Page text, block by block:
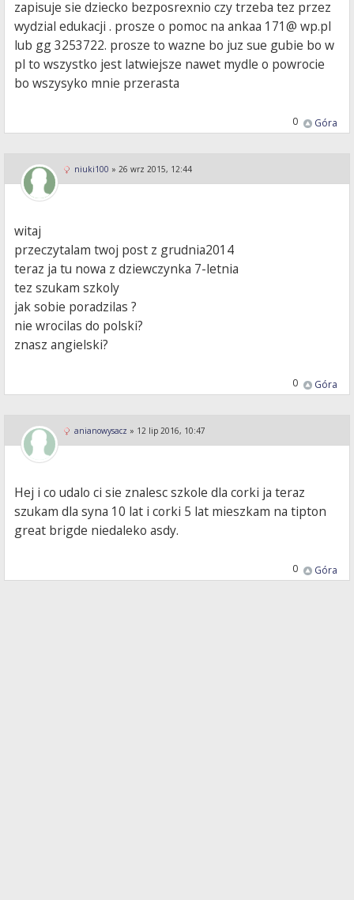
zapisuje sie dziecko bezposrexnio czy trzeba tez przez
wydzial edukacji . prosze o pomoc na ankaa 171@ wp.pl
lub gg 3253722. prosze to wazne bo juz sue gubie bo w
pl to wszystko jest latwiejsze nawet mydle o powrocie
bo wszysyko mnie przerasta
Góra
0
niuki100 » 26 wrz 2015, 12:44
witaj
przeczytalam twoj post z grudnia2014
teraz ja tu nowa z dziewczynka 7-letnia
tez szukam szkoly
jak sobie poradzilas ?
nie wrocilas do polski?
znasz angielski?
Góra
0
anianowysacz » 12 lip 2016, 10:47
Hej i co udalo ci sie znalesc szkole dla corki ja teraz
szukam dla syna 10 lat i corki 5 lat mieszkam na tipton
great brigde niedaleko asdy.
Góra
0